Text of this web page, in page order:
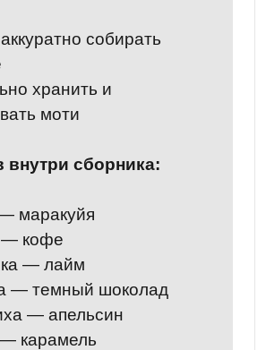
собирать
хранить и
моти
внутри сборника:
маракуйя
— кофе
— лайм
— темный шоколад
— апельсин
карамель